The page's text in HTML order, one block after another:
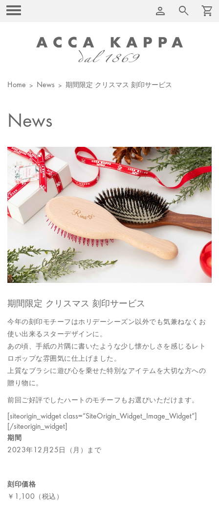
shopping_cart
person search
Home News 期間限定 クリスマス 刻印サービス
News
期間限定 クリスマス 刻印サービス
今年の刻印モチーフはホリデーシーズン以外でも気兼ねなくお
使い出来るスターデザインに。
あの頃、手紙の片隅に書いたような少し懐かしさを感じるレト
ロポップな雰囲気に仕上げました。
上質なブラシに遊び心を乗せた特別なアイテムを大切な方への
贈り物に。
前回ご好評でしたハートのモチーフもお選びいただけます。
[siteorigin_widget class=”SiteOrigin_Widget_Image_Widget”]
[/siteorigin_widget]
期間
2023年12月25日（月）まで
刻印価格
￥1,100（税込）